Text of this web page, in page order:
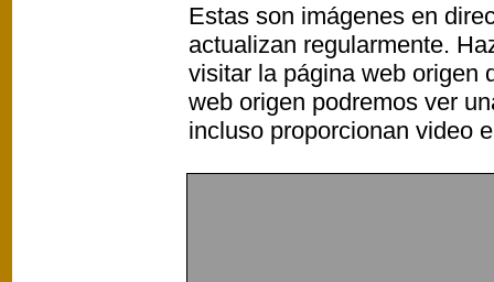
Estas son imágenes en
actualizan regularmente.
visitar la página web origen
web origen podremos ver
incluso proporcionan video